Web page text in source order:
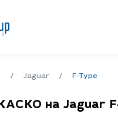
Jaguar F-Type
на Jaguar